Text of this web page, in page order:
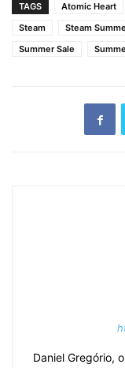
TAGS
Atomic Heart
Steam
Steam
Summer Sale
Daniel Gregório,